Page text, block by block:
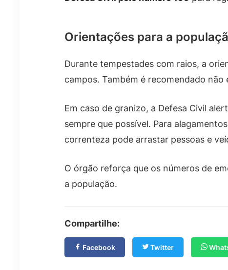
Orientações para a
Durante tempestades com raios, a
campos. Também é recomendado
Em caso de granizo, a Defesa Civil
sempre que possível. Para
correnteza pode arrastar pessoas e
O órgão reforça que os números de
a população.
Compartilhe:
Facebook Twitter